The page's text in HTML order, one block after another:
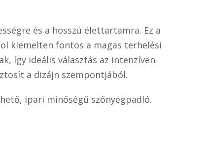
és a hosszú élettartamra. Ez a
kiemelten fontos a magas terhelési
így ideális választás az intenzíven
a dizájn szempontjából.
ipari minőségű szőnyegpadló.